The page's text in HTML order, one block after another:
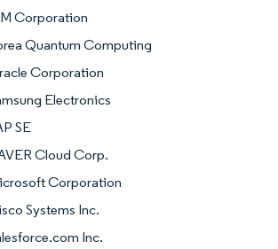
Corporation
Quantum Computing
Corporation
Electronics
SE
Cloud Corp.
Corporation
Systems Inc.
Inc.